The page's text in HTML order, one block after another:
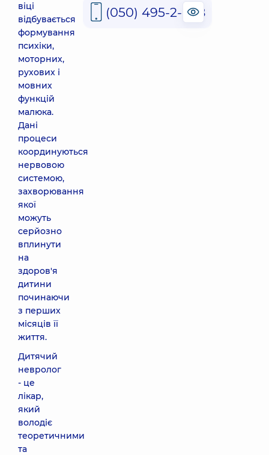
віці
відбувається
формування
психіки,
моторних,
рухових і
мовних
функцій
малюка.
Дані
процеси
координуються
нервовою
системою,
захворювання
якої
можуть
серйозно
вплинути
на
здоров'я
дитини
починаючи
з перших
місяців її
життя.
Дитячий
невролог
- це
лікар,
який
володіє
теоретичними
та
(050) 495-2-888